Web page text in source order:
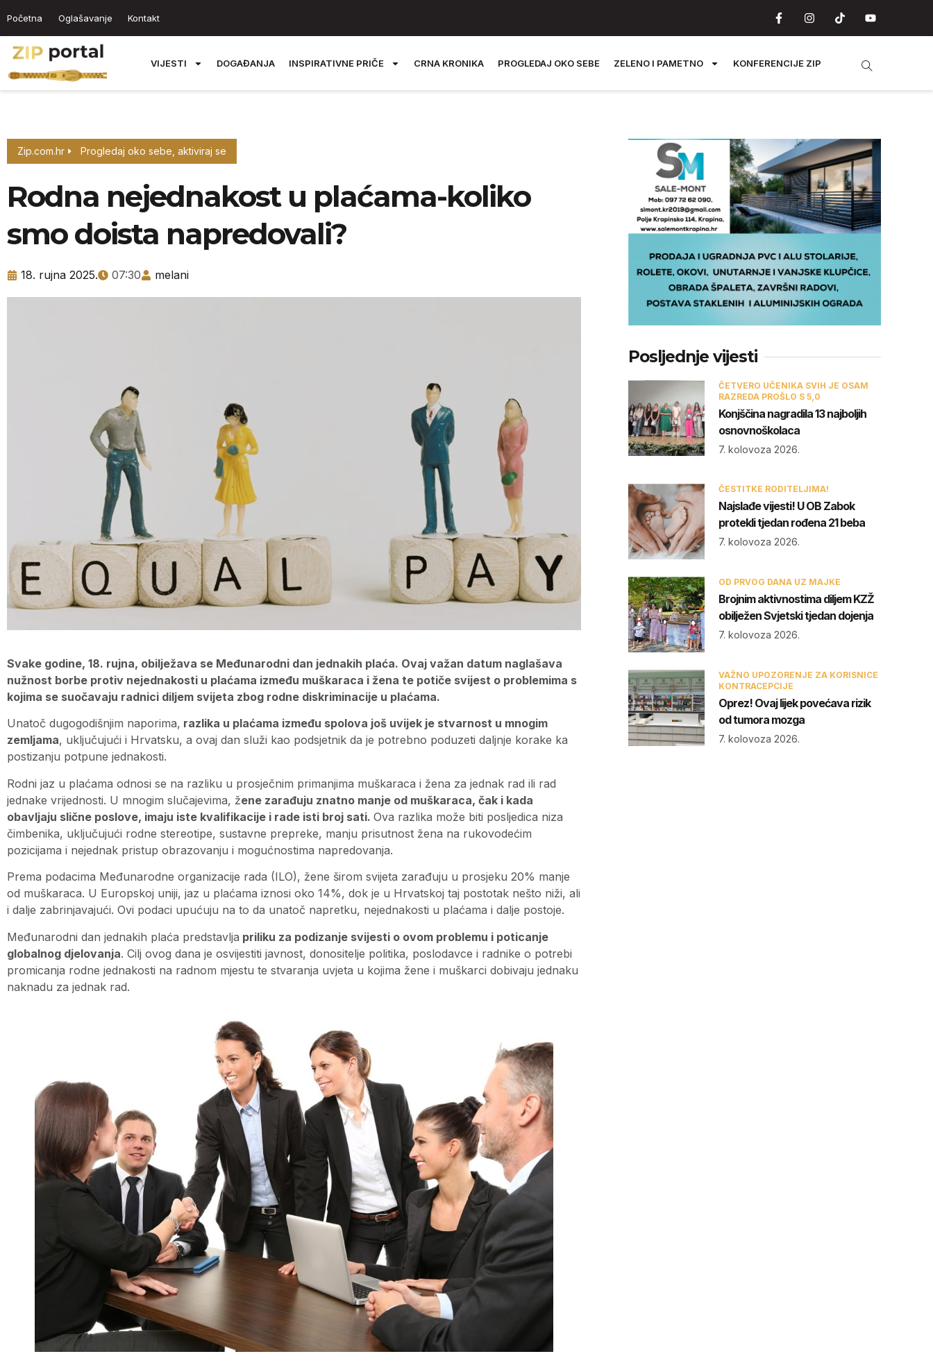
Početna Oglašavanje Kontakt
VIJESTI DOGAĐANJA INSPIRATIVNE PRIČE CRNA KRONIKA PROGLEDAJ OKO SEBE ZELENO I PAMETNO KONFERENCIJE ZIP
Zip.com.hr Progledaj oko sebe, aktiviraj se
Rodna nejednakost u plaćama-koliko
smo doista napredovali?
18. rujna 2025. 07:30 melani
Svake godine, 18. rujna, obilježava se Međunarodni dan jednakih plaća. Ovaj važan datum naglašava
nužnost borbe protiv nejednakosti u plaćama između muškaraca i žena te potiče svijest o problemima s
kojima se suočavaju radnici diljem svijeta zbog rodne diskriminacije u plaćama.
Unatoč dugogodišnjim naporima, razlika u plaćama između spolova još uvijek je stvarnost u mnogim
zemljama, uključujući i Hrvatsku, a ovaj dan služi kao podsjetnik da je potrebno poduzeti daljnje korake ka
postizanju potpune jednakosti.
Rodni jaz u plaćama odnosi se na razliku u prosječnim primanjima muškaraca i žena za jednak rad ili rad
jednake vrijednosti. U mnogim slučajevima, žene zarađuju znatno manje od muškaraca, čak i kada
obavljaju slične poslove, imaju iste kvalifikacije i rade isti broj sati. Ova razlika može biti posljedica niza
čimbenika, uključujući rodne stereotipe, sustavne prepreke, manju prisutnost žena na rukovodećim
pozicijama i nejednak pristup obrazovanju i mogućnostima napredovanja.
Prema podacima Međunarodne organizacije rada (ILO), žene širom svijeta zarađuju u prosjeku 20% manje
od muškaraca. U Europskoj uniji, jaz u plaćama iznosi oko 14%, dok je u Hrvatskoj taj postotak nešto niži, ali
i dalje zabrinjavajući. Ovi podaci upućuju na to da unatoč napretku, nejednakosti u plaćama i dalje postoje.
Međunarodni dan jednakih plaća predstavlja priliku za podizanje svijesti o ovom problemu i poticanje
globalnog djelovanja. Cilj ovog dana je osvijestiti javnost, donositelje politika, poslodavce i radnike o potrebi
promicanja rodne jednakosti na radnom mjestu te stvaranja uvjeta u kojima žene i muškarci dobivaju jednaku
naknadu za jednak rad.
Posljednje vijesti
ČETVERO UČENIKA SVIH JE OSAM
RAZREDA PROŠLO S 5,0
Konjščina nagradila 13 najboljih
osnovnoškolaca
7. kolovoza 2026.
ČESTITKE RODITELJIMA!
Najslađe vijesti! U OB Zabok
protekli tjedan rođena 21 beba
7. kolovoza 2026.
OD PRVOG DANA UZ MAJKE
Brojnim aktivnostima diljem KZŽ
obilježen Svjetski tjedan dojenja
7. kolovoza 2026.
VAŽNO UPOZORENJE ZA KORISNICE
KONTRACEPCIJE
Oprez! Ovaj lijek povećava rizik
od tumora mozga
7. kolovoza 2026.